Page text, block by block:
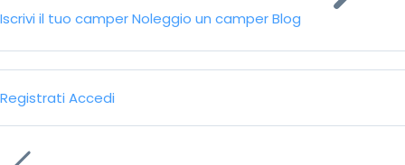
Iscrivi il tuo camperNoleggio un camperBlog
Registrati Accedi